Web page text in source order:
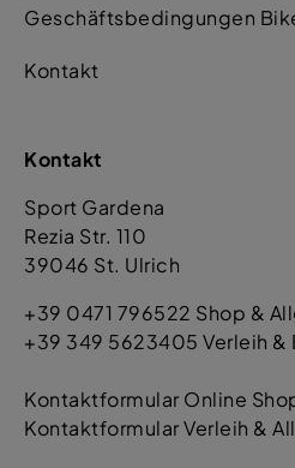
Geschäftsbedingungen
Kontakt
Kontakt
Sport Gardena
Rezia Str. 110
39046 St. Ulrich
+39 0471 796522 Shop &
+39 349 5623405 Verleih &
Kontaktformular Online
Kontaktformular Verleih &